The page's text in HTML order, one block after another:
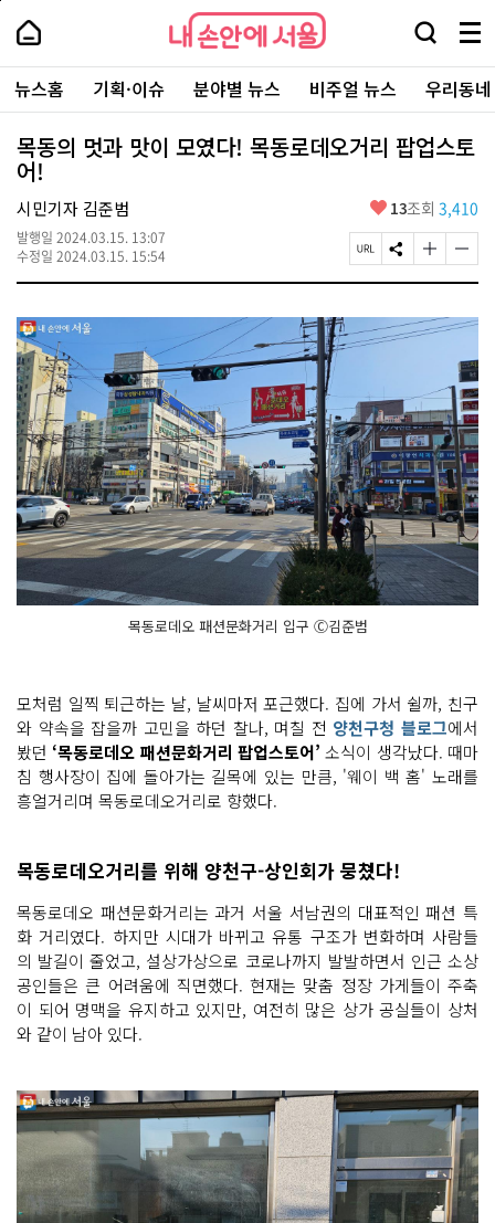
본
로
가
내
손
안
에
서
울
-
서
울
시
대
표
소
통
포
내
손
에
울
검
창
열
기
메
뉴
전
체
보
기
주
요
서
뉴스홈 기획·이슈 분야별 뉴스 비주얼 뉴스 우리동
목동의 멋과 맛이 모였다! 목동로데오거리 팝업스토
어!
시민기자 김준범
발행일 2024.03.15. 13:07
수정일 2024.03.15. 15:54
좋
요
13조회 3,410
페
이
U
R
L
S
N
공
유
글
자
기
크
경
하
기
글
자
기
작
변
경
하
기
목동로데오 패션문화거리 입구 Ⓒ김준범
모처럼 일찍 퇴근하는 날, 날씨마저 포근했다. 집에 가서 쉴까, 친구
와 약속을 잡을까 고민을 하던 찰나, 며칠 전 양천구청 블로그에서
봤던 ‘목동로데오 패션문화거리 팝업스토어’ 소식이 생각났다. 때마
침 행사장이 집에 돌아가는 길목에 있는 만큼, '웨이 백 홈' 노래를
흥얼거리며 목동로데오거리로 향했다.
목동로데오거리를 위해 양천구-상인회가 뭉쳤다!
목동로데오 패션문화거리는 과거 서울 서남권의 대표적인 패션 특
화 거리였다. 하지만 시대가 바뀌고 유통 구조가 변화하며 사람들
의 발길이 줄었고, 설상가상으로 코로나까지 발발하면서 인근 소상
공인들은 큰 어려움에 직면했다. 현재는 맞춤 정장 가게들이 주축
이 되어 명맥을 유지하고 있지만, 여전히 많은 상가 공실들이 상처
와 같이 남아 있다.
페
상
단
로